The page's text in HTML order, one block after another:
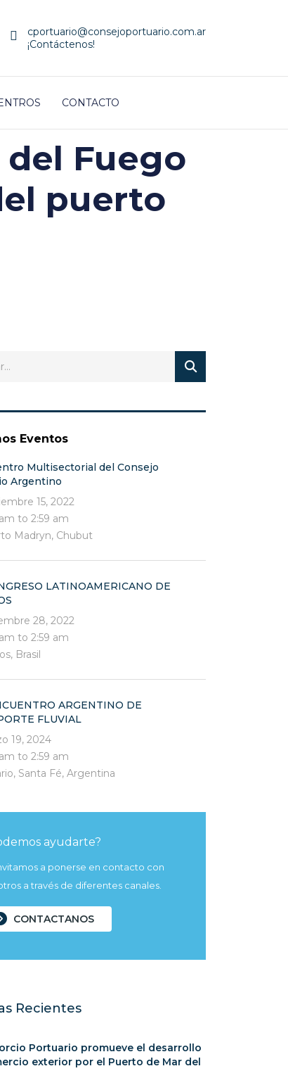
cportuario@consejoportuario.com.ar
¡Contáctenos!
CONTACTO
Fuego
puerto
Eventos
Multisectorial del Consejo
Argentino
15, 2022
to 2:59 am
Madryn, Chubut
LATINOAMERICANO DE
28, 2022
to 2:59 am
Brasil
ARGENTINO DE
FLUVIAL
19, 2024
to 2:59 am
Santa Fé, Argentina
ayudarte?
a ponerse en contacto con
a través de diferentes canales.
CONTACTANOS
Recientes
Portuario promueve el desarrollo
exterior por el Puerto de Mar del